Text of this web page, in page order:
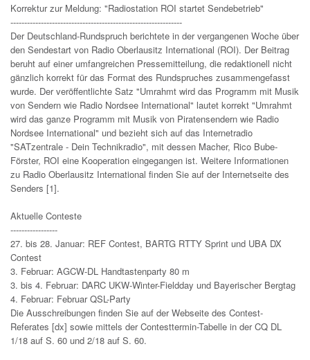
Korrektur zur Meldung: "Radiostation ROI startet Sendebetrieb"
--------------------------------------------------------------
Der Deutschland-Rundspruch berichtete in der vergangenen Woche über
den Sendestart von Radio Oberlausitz International (ROI). Der Beitrag
beruht auf einer umfangreichen Pressemitteilung, die redaktionell nicht
gänzlich korrekt für das Format des Rundspruches zusammengefasst
wurde. Der veröffentlichte Satz "Umrahmt wird das Programm mit Musik
von Sendern wie Radio Nordsee International" lautet korrekt "Umrahmt
wird das ganze Programm mit Musik von Piratensendern wie Radio
Nordsee International" und bezieht sich auf das Internetradio
"SATzentrale - Dein Technikradio", mit dessen Macher, Rico Bube-
Förster, ROI eine Kooperation eingegangen ist. Weitere Informationen
zu Radio Oberlausitz International finden Sie auf der Internetseite des
Senders [1].
Aktuelle Conteste
-----------------
27. bis 28. Januar: REF Contest, BARTG RTTY Sprint und UBA DX
Contest
3. Februar: AGCW-DL Handtastenparty 80 m
3. bis 4. Februar: DARC UKW-Winter-Fieldday und Bayerischer Bergtag
4. Februar: Februar QSL-Party
Die Ausschreibungen finden Sie auf der Webseite des Contest-
Referates [dx] sowie mittels der Contesttermin-Tabelle in der CQ DL
1/18 auf S. 60 und 2/18 auf S. 60.